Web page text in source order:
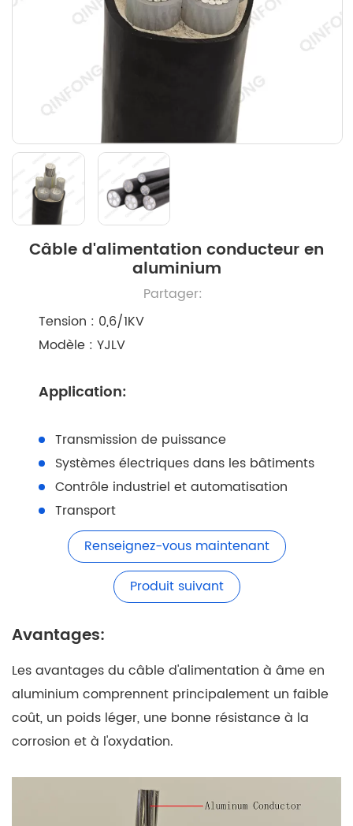
Câble d'alimentation conducteur en
aluminium
Partager:
Tension : 0,6/1KV
Modèle : YJLV
Application:
Transmission de puissance
Systèmes électriques dans les bâtiments
Contrôle industriel et automatisation
Transport
Renseignez-vous maintenant
Produit suivant
Avantages:
Les avantages du câble d'alimentation à âme en
aluminium comprennent principalement un faible
coût, un poids léger, une bonne résistance à la
corrosion et à l'oxydation.